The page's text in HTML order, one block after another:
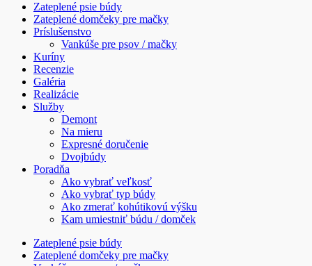
Zateplené psie búdy
Zateplené domčeky pre mačky
Príslušenstvo
Vankúše pre psov / mačky
Kuríny
Recenzie
Galéria
Realizácie
Služby
Demont
Na mieru
Expresné doručenie
Dvojbúdy
Poradňa
Ako vybrať veľkosť
Ako vybrať typ búdy
Ako zmerať kohútikovú výšku
Kam umiestniť búdu / domček
Zateplené psie búdy
Zateplené domčeky pre mačky